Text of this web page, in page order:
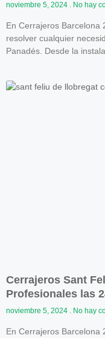
noviembre 5, 2024 No hay
En Cerrajeros Barcelona
resolver cualquier
Panadés. Desde la
Cerrajeros Sant
Profesionales las
noviembre 5, 2024 No hay
En Cerrajeros Barcelona